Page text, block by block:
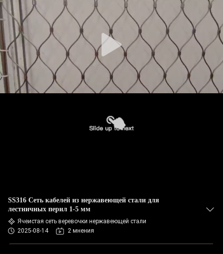
SS316 Сеть кабелей из нержавеющей стали для
лестничных перил 1-5 мм
Ячеистая сеть веревочки нержавеющей стали
2025-08-14
2 мнения